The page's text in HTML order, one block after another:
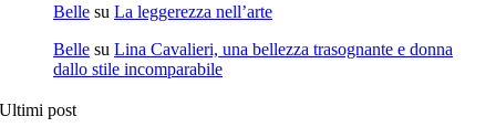
Belle su La leggerezza nell’arte
Belle su Lina Cavalieri, una bellezza trasognante e donna
dallo stile incomparabile
Ultimi post